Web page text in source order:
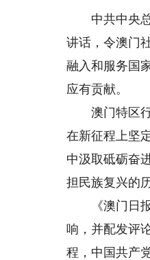
中共中央总
讲话，令澳门
融入和服务国
应有贡献。
澳门特区行
在新征程上坚
中汲取砥砺奋
担民族复兴的
《澳门日报
响，并配发评
程，中国共产